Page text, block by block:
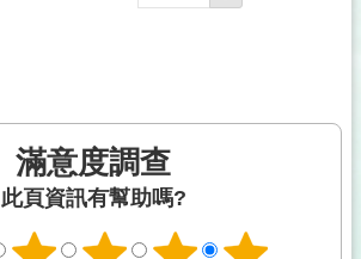
滿意度調查
此頁資訊有幫助嗎?